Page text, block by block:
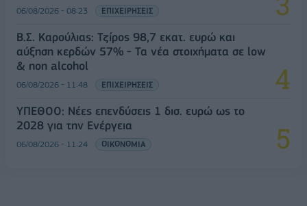
06/08/2026 - 08:23 ΕΠΙΧΕΙΡΗΣΕΙΣ
Β.Σ. Καρούλιας: Τζίρος 98,7 εκατ. ευρώ και
αύξηση κερδών 57% - Τα νέα στοιχήματα σε low
& non alcohol
06/08/2026 - 11:48 ΕΠΙΧΕΙΡΗΣΕΙΣ
ΥΠΕΘΟΟ: Νέες επενδύσεις 1 δισ. ευρώ ως το
2028 για την Ενέργεια
06/08/2026 - 11:24 ΟΙΚΟΝΟΜΙΑ